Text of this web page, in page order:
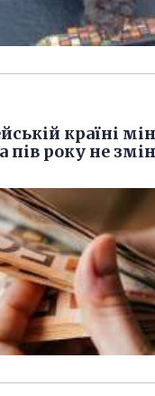
країні
пів року не